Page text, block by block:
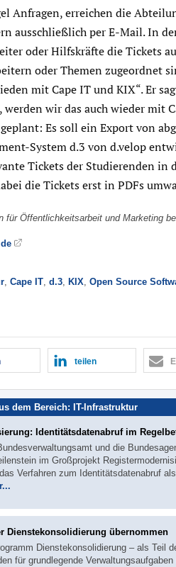
Anfragen, erreichen die
ausschließlich per E-Mail. In
oder Hilfskräfte die Tickets
oder Themen zugeordnet
mit Cape IT und KIX“. Er
wir das auch wieder mit
Es soll ein Export von
System d.3 von d.velop
Tickets der Studierenden in
die Tickets erst in PDFs
für Öffentlichkeitsarbeit und Marketing
, Cape IT, d.3, KIX, Open Source
teilen
dem Bereich: IT-Infrastruktur
Identitätsdatenabruf im
und die
im Großprojekt
Verfahren zum Identitätsdatenabruf
Dienstekonsolidierung übernommen
Dienstekonsolidierung – als Teil
für grundlegende